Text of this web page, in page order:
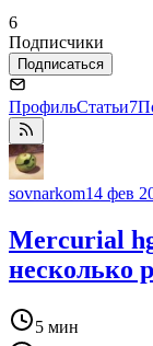
6
Подписчики
Подписаться
ПрофильСтатьи7
sovnarkom14 фев
Mercurial
несколько
5 мин